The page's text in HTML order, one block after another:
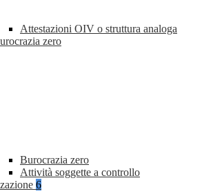
Attestazioni OIV o struttura analoga
zero
Burocrazia zero
Attività soggette a controllo
6